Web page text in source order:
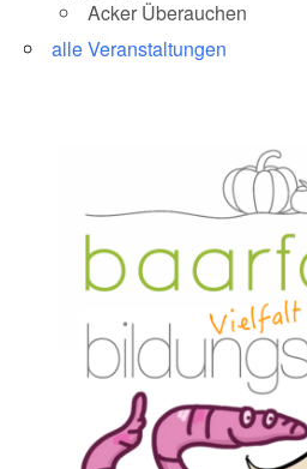
Acker Überauchen
alle Veranstaltungen